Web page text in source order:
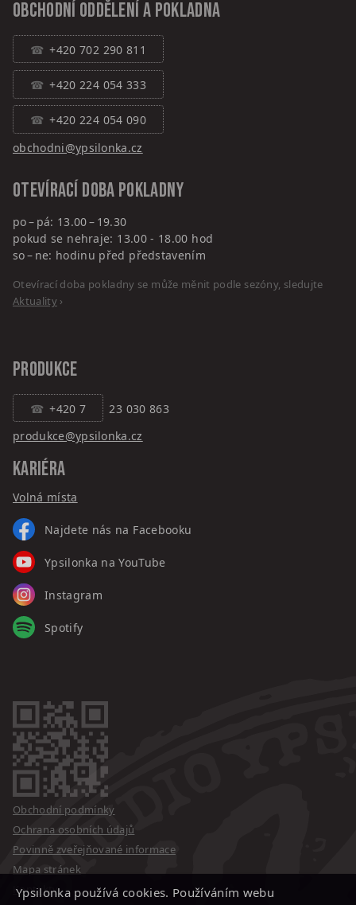
Obchodní oddělení a pokladna
+420 702 290 811
+420 224 054 333
+420 224 054 090
obchodni@ypsilonka.cz
Otevírací doba pokladny
po – pá: 13.00 – 19.30
pokud se nehraje: 13.00 - 18.00 hod
so – ne: hodinu před představením
Otevírací doba pokladny se může měnit podle sezóny, sledujte
Aktuality›
PRODUKCE
+420 7
23 030 863
produkce@ypsilonka.cz
KARIÉRA
Volná místa
Najdete nás na Facebooku
Ypsilonka na YouTube
Instagram
Spotify
Obchodní podmínky
Ochrana osobních údajů
Povinně zveřejňované informace
Mapa stránek
Kontakty
Ypsilonka používá cookies. Používáním webu